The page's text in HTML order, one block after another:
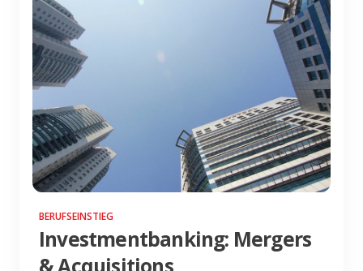
BERUFSEINSTIEG
Investmentbanking: Mergers
& Acquisitions